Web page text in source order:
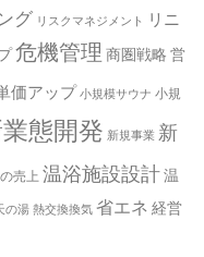
グ リスクマネジメント
リニ
危機管理 商圏戦略 営
価アップ 小規模サウナ 小規
態開発 新規事業 新
売上 温浴施設設計温
の湯 熱交換換気 省エネ 経営